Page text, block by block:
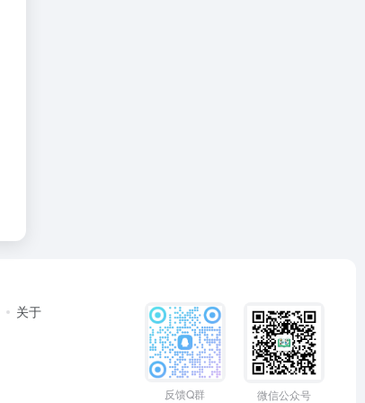
关于
反馈Q群 微信公众号